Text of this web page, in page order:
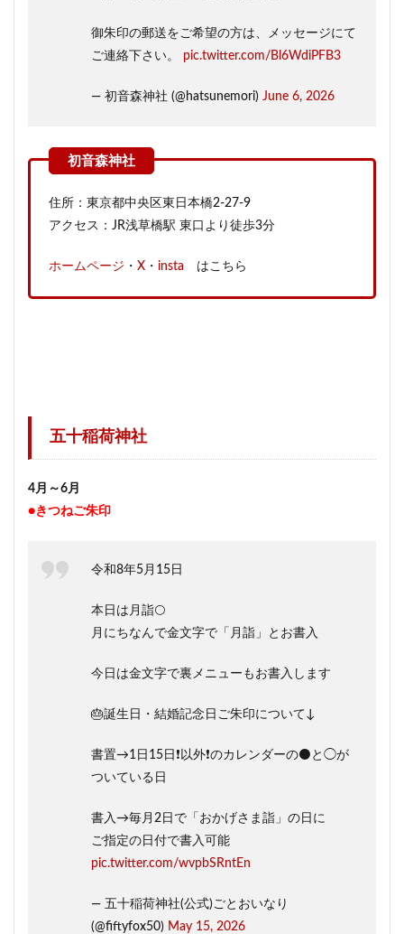
御朱印の郵送をご希望の方は、メッセージにて
ご連絡下さい。 pic.twitter.com/Bl6WdiPFB3
— 初音森神社 (@hatsunemori) June 6, 2026
住所：東京都中央区東日本橋2-27-9
アクセス：JR浅草橋駅 東口より徒歩3分
ホームページ ・ X ・ insta はこちら
五十稲荷神社
4月～6月
●きつねご朱印
令和8年5月15日
本日は月詣🌕
月にちなんで金文字で「月詣」とお書入
今日は金文字で裏メニューもお書入します
🎂誕生日・結婚記念日ご朱印について↓
書置→1日15日❗️以外❗️のカレンダーの⚫️と◯が
ついている日
書入→毎月2日で「おかげさま詣」の日に
ご指定の日付で書入可能
pic.twitter.com/wvpbSRntEn
— 五十稲荷神社(公式)ごとおいなり
(@fiftyfox50) May 15, 2026